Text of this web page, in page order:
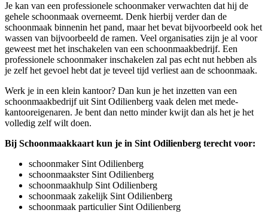
Je kan van een professionele schoonmaker verwachten dat hij de
gehele schoonmaak overneemt. Denk hierbij verder dan de
schoonmaak binnenin het pand, maar het bevat bijvoorbeeld ook het
wassen van bijvoorbeeld de ramen. Veel organisaties zijn je al voor
geweest met het inschakelen van een schoonmaakbedrijf. Een
professionele schoonmaker inschakelen zal pas echt nut hebben als
je zelf het gevoel hebt dat je teveel tijd verliest aan de schoonmaak.
Werk je in een klein kantoor? Dan kun je het inzetten van een
schoonmaakbedrijf uit Sint Odilienberg vaak delen met mede-
kantooreigenaren. Je bent dan netto minder kwijt dan als het je het
volledig zelf wilt doen.
Bij Schoonmaakkaart kun je in Sint Odilienberg terecht voor:
schoonmaker Sint Odilienberg
schoonmaakster Sint Odilienberg
schoonmaakhulp Sint Odilienberg
schoonmaak zakelijk Sint Odilienberg
schoonmaak particulier Sint Odilienberg